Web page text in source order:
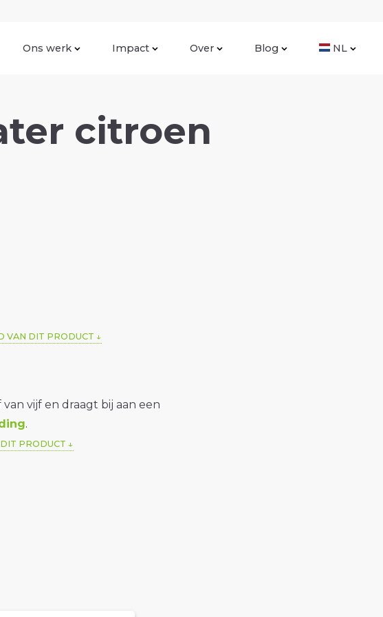
Ons werk Impact Over Blog NL
citroen
VAN DIT PRODUCT
vijf en draagt bij aan een
.
PRODUCT